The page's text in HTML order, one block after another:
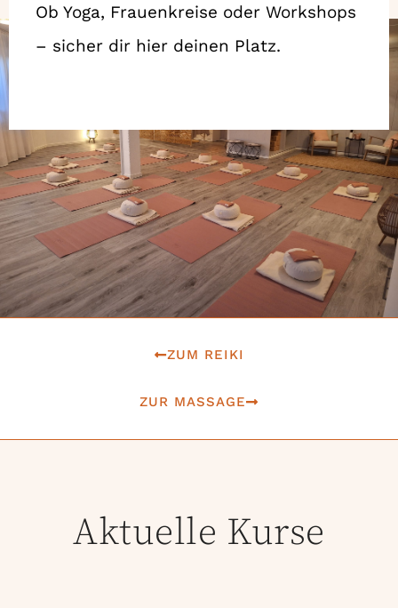
Ob Yoga, Frauenkreise oder Workshops
– sicher dir hier deinen Platz.
ZUM REIKI
ZUR MASSAGE
Aktuelle Kurse